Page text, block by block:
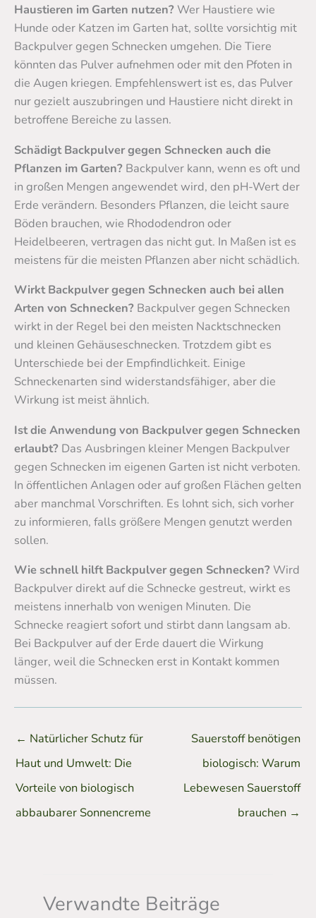
Haustieren im Garten nutzen? Wer Haustiere wie
Hunde oder Katzen im Garten hat, sollte vorsichtig mit
Backpulver gegen Schnecken umgehen. Die Tiere
könnten das Pulver aufnehmen oder mit den Pfoten in
die Augen kriegen. Empfehlenswert ist es, das Pulver
nur gezielt auszubringen und Haustiere nicht direkt in
betroffene Bereiche zu lassen.
Schädigt Backpulver gegen Schnecken auch die
Pflanzen im Garten? Backpulver kann, wenn es oft und
in großen Mengen angewendet wird, den pH-Wert der
Erde verändern. Besonders Pflanzen, die leicht saure
Böden brauchen, wie Rhododendron oder
Heidelbeeren, vertragen das nicht gut. In Maßen ist es
meistens für die meisten Pflanzen aber nicht schädlich.
Wirkt Backpulver gegen Schnecken auch bei allen
Arten von Schnecken? Backpulver gegen Schnecken
wirkt in der Regel bei den meisten Nacktschnecken
und kleinen Gehäuseschnecken. Trotzdem gibt es
Unterschiede bei der Empfindlichkeit. Einige
Schneckenarten sind widerstandsfähiger, aber die
Wirkung ist meist ähnlich.
Ist die Anwendung von Backpulver gegen Schnecken
erlaubt? Das Ausbringen kleiner Mengen Backpulver
gegen Schnecken im eigenen Garten ist nicht verboten.
In öffentlichen Anlagen oder auf großen Flächen gelten
aber manchmal Vorschriften. Es lohnt sich, sich vorher
zu informieren, falls größere Mengen genutzt werden
sollen.
Wie schnell hilft Backpulver gegen Schnecken? Wird
Backpulver direkt auf die Schnecke gestreut, wirkt es
meistens innerhalb von wenigen Minuten. Die
Schnecke reagiert sofort und stirbt dann langsam ab.
Bei Backpulver auf der Erde dauert die Wirkung
länger, weil die Schnecken erst in Kontakt kommen
müssen.
← Natürlicher Schutz für
Haut und Umwelt: Die
Vorteile von biologisch
abbaubarer Sonnencreme
Sauerstoff benötigen
biologisch: Warum
Lebewesen Sauerstoff
brauchen →
Verwandte Beiträge